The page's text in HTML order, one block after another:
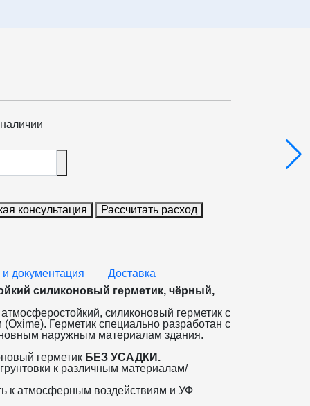
консультация
Рассчитать расход
и документация
Доставка
силиконовый герметик, чёрный,
силиконовый герметик с
Герметик специально разработан с
наружным материалам здания.
герметик БЕЗ УСАДКИ.
к различным материалам/
к атмосферным воздействиям и УФ